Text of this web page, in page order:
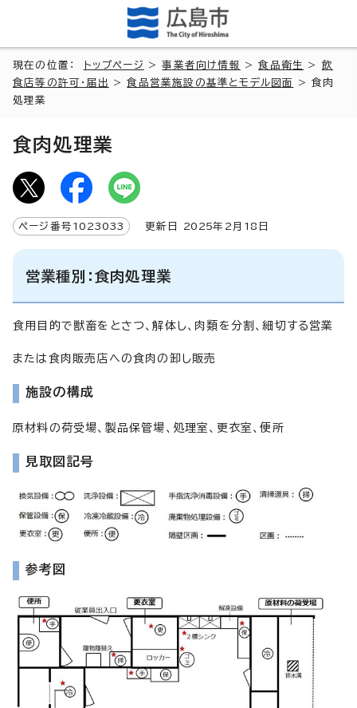
現在の位置： トップページ >事業者向け情報 >食品衛生 > 飲
食店等の許可・届出
>食品営業施設の基準とモデル図面
> 食肉
処理業
食肉処理業
ページ番号 1023033 更新日 2025年2月 18 日
営業種別：食肉処理業
食用目的で獣畜をとさつ、解体し、肉類を分割、細切する営業
または食肉販売店への食肉の卸し販売
施設の構成
原材料の荷受場、製品保管場、処理室、更衣室、便所
見取図記号
参考図